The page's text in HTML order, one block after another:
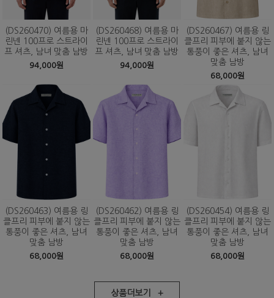
(DS260470) 여름용 마
린넨 100프로 스트라이
프 셔츠, 남녀 맞춤 남방
94,000원
(DS260468) 여름용 마
린넨 100프로 스트라이
프 셔츠, 남녀 맞춤 남방
94,000원
(DS260467) 여름용 링
클프리 피부에 붙지 않는
통풍이 좋은 셔츠, 남녀
맞춤 남방
68,000원
(DS260463) 여름용 링
클프리 피부에 붙지 않는
통풍이 좋은 셔츠, 남녀
맞춤 남방
68,000원
(DS260462) 여름용 링
클프리 피부에 붙지 않는
통풍이 좋은 셔츠, 남녀
맞춤 남방
68,000원
(DS260454) 여름용 링
클프리 피부에 붙지 않는
통풍이 좋은 셔츠, 남녀
맞춤 남방
68,000원
상품더보기 +